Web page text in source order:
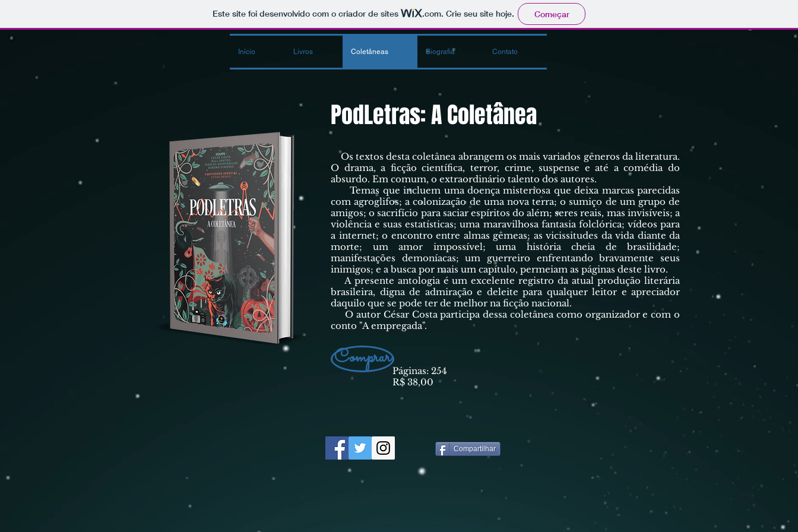
Este site foi desenvolvido com o criador de sites .com. Crie seu site hoje. Começar
Início Livros Coletâneas Biografia Contato
PodLetras: A Coletânea
Os textos desta coletânea abrangem os mais variados gêneros da literatura.
O drama, a ficção científica, terror, crime, suspense e até a comédia do
absurdo. Em comum, o extraordinário talento dos autores.
Temas que incluem uma doença misteriosa que deixa marcas parecidas
com agroglifos; a colonização de uma nova terra; o sumiço de um grupo de
amigos; o sacrifício para saciar espíritos do além; seres reais, mas invisíveis; a
violência e suas estatísticas; uma maravilhosa fantasia folclórica; vídeos para
a internet; o encontro entre almas gêmeas; as vicissitudes da vida diante da
morte; um amor impossível; uma história cheia de brasilidade;
manifestações demoníacas; um guerreiro enfrentando bravamente seus
inimigos; e a busca por mais um capítulo, permeiam as páginas deste livro.
A presente antologia é um excelente registro da atual produção literária
brasileira, digna de admiração e deleite para qualquer leitor e apreciador
daquilo que se pode ter de melhor na ficção nacional.
O autor César Costa participa dessa coletânea como organizador e com o
conto "A empregada".
Páginas: 254
R$ 38,00
Comprar
Compartilhar